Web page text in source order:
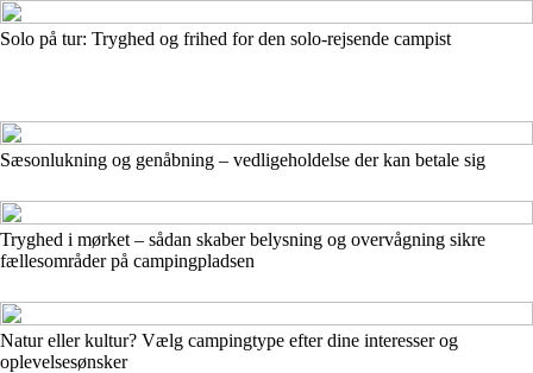
Solo på tur: Tryghed og frihed for den solo-rejsende campist
Sæsonlukning og genåbning – vedligeholdelse der kan betale sig
Tryghed i mørket – sådan skaber belysning og overvågning sikre
fællesområder på campingpladsen
Natur eller kultur? Vælg campingtype efter dine interesser og
oplevelsesønsker